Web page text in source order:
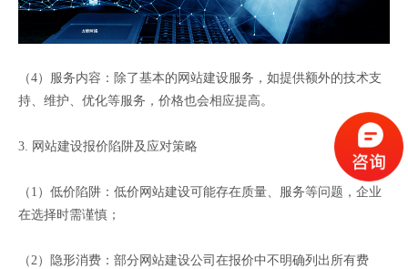
（4）服务内容：除了基本的网站建设服务，如提供额外的技术支
持、维护、优化等服务，价格也会相应提高。
3. 网站建设报价陷阱及应对策略
（1）低价陷阱：低价网站建设可能存在质量、服务等问题，企业
在选择时需谨慎；
（2）隐形消费：部分网站建设公司在报价中不明确列出所有费